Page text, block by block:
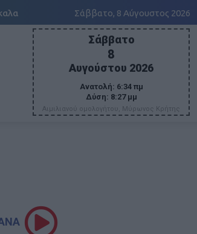
Σάββατο, 8 Αύγουστος 2026
Σάββατο
8
Αυγούστου 2026
Ανατολή: 6:34 πμ
Δύση: 8:27 μμ
Αιμιλιανού ομολογήτου, Μύρωνος Κρήτης